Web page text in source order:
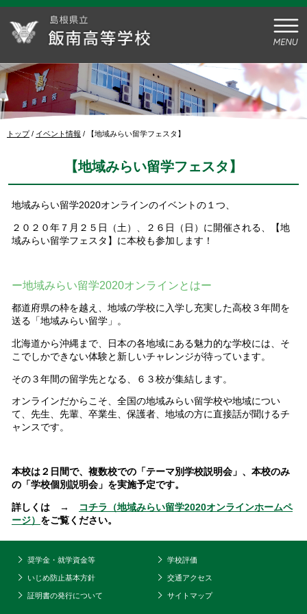
このページの本文へ
現
トップ/ イベント情報 / 【地域みらい留学フェスタ】
【地域みらい留学フェスタ】
地域みらい留学2020オンラインのイベントの１つ、
２０２０年７月２５日（土）、２６日（日）に開催される、【地
域みらい留学フェスタ】に本校も参加します！
ー地域みらい留学2020オンラインとはー
都道府県の枠を越え、地域の学校に入学し充実した高校３年間を
送る「地域みらい留学」。
北海道から沖縄まで、日本の各地域にある魅力的な学校には、そ
こでしかできない体験と新しいチャレンジが待っています。
その３年間の留学先となる、６３校が集結します。
オンラインだからこそ、全国の地域みらい留学校や地域につい
て、先生、先輩、卒業生、保護者、地域の方に直接話が聞けるチ
ャンスです。
本校は２日間で、複数校での「テーマ別学校説明会」、本校のみ
の「学校個別説明会」を実施予定です。
詳しくは →
コチラ（地域みらい留学2020オンラインホームペ
ージ） をご覧ください。
奨学金・就学資金等 学校評価
いじめ防止基本方針 交通アクセス
証明書の発行について サイトマップ